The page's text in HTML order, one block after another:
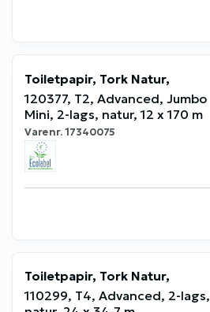
Toiletpapir, Tork Natur,
120377, T2, Advanced, Jumbo
Mini, 2-lags, natur, 12 x 170 m
Varenr.17340075
Toiletpapir, Tork Natur,
110299, T4, Advanced, 2-lags,